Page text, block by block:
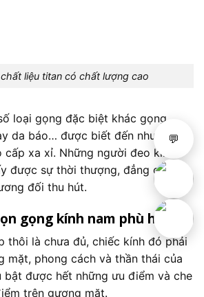
liệu titan có chất lượng cao
loại gọng đặc biệt khác gọng
da báo… được biết đến như một
xa xỉ. Những người đeo kính
được sự thời thượng, đẳng cấp và
đối thu hút.
gọng kính nam phù hợp
thôi là chưa đủ, chiếc kính đó phải
mặt, phong cách và thần thái của
bật được hết những ưu điểm và che
trên gương mặt.
💬